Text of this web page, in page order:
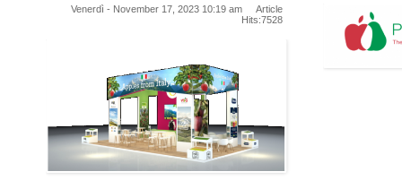
Venerdì - November 17, 2023 10:19 am Article
Hits:7528